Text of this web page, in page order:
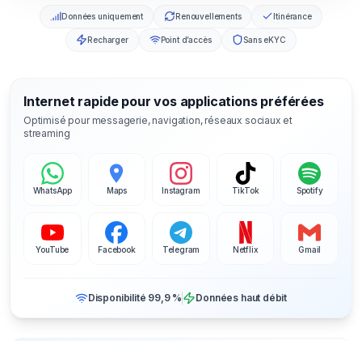
Données uniquement Renouvellements Itinérance
Recharger Point d’accès Sans eKYC
Internet rapide pour vos applications préférées
Optimisé pour messagerie, navigation, réseaux sociaux et
streaming
WhatsApp Maps Instagram TikTok Spotify
YouTube Facebook Telegram Netflix Gmail
Disponibilité 99,9 % Données haut débit